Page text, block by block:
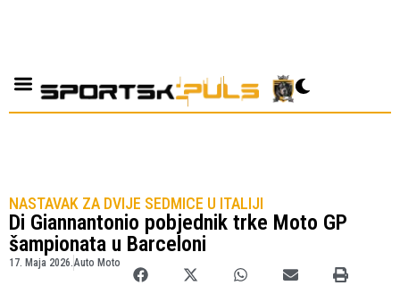
NASTAVAK ZA DVIJE SEDMICE U ITALIJI
Di Giannantonio pobjednik trke Moto GP
šampionata u Barceloni
17. Maja 2026.Auto Moto